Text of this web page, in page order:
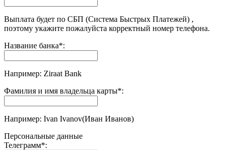
Выплата будет по СБП (Система Быстрых Платежей) ,
поэтому укажите пожалуйста корректный номер телефона.
Название банка*:
Например: Ziraat Bank
Фамилия и имя владельца карты*:
Например: Ivan Ivanov(Иван Иванов)
Персональные данные
Телеграмм*: